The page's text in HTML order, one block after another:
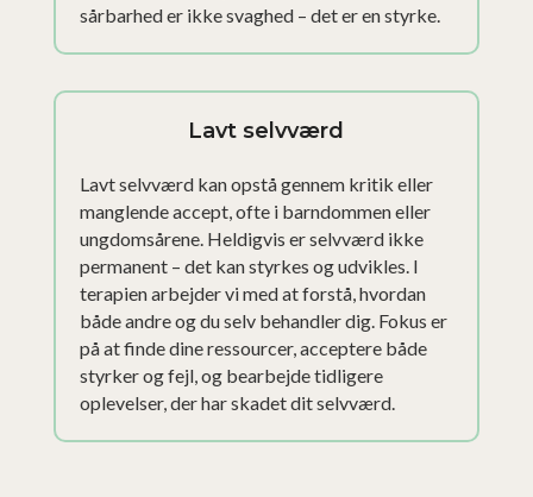
sårbarhed er ikke svaghed – det er en styrke.
Lavt selvværd
Lavt selvværd kan opstå gennem kritik eller
manglende accept, ofte i barndommen eller
ungdomsårene. Heldigvis er selvværd ikke
permanent – det kan styrkes og udvikles. I
terapien arbejder vi med at forstå, hvordan
både andre og du selv behandler dig. Fokus er
på at finde dine ressourcer, acceptere både
styrker og fejl, og bearbejde tidligere
oplevelser, der har skadet dit selvværd.